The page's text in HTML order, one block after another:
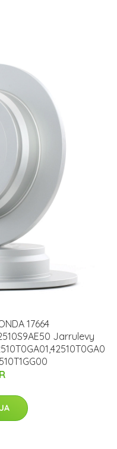
17664
Jarrulevy